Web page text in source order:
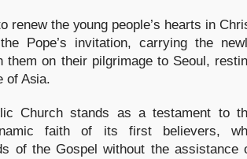
renew the young people’s hearts in
Pope’s invitation, carrying the
them on their pilgrimage to Seoul,
of Asia.
Church stands as a testament to
faith of its first believers,
of the Gospel without the assistance